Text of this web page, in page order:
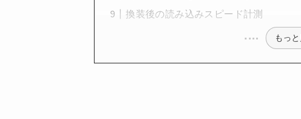
換装後の読み込みスピード計測
もっ